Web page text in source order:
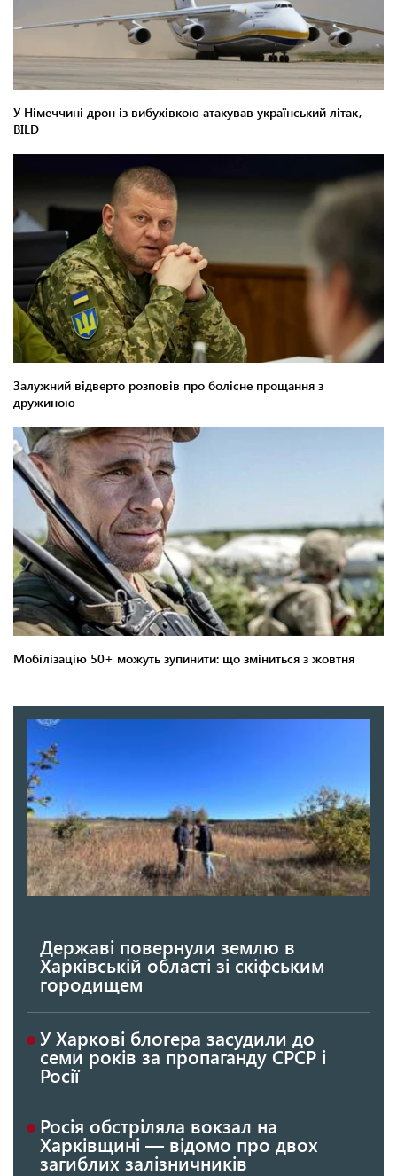
Державі повернули землю в
Харківській області зі скіфським
городищем
У Харкові блогера засудили до
семи років за пропаганду СРСР і
Росії
Росія обстріляла вокзал на
Харківщині — відомо про двох
загиблих залізничників